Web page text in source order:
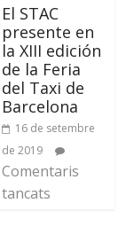
El STAC
presente en
la XIII edición
de la Feria
del Taxi de
Barcelona
16 de setembre
de 2019
Comentaris
tancats